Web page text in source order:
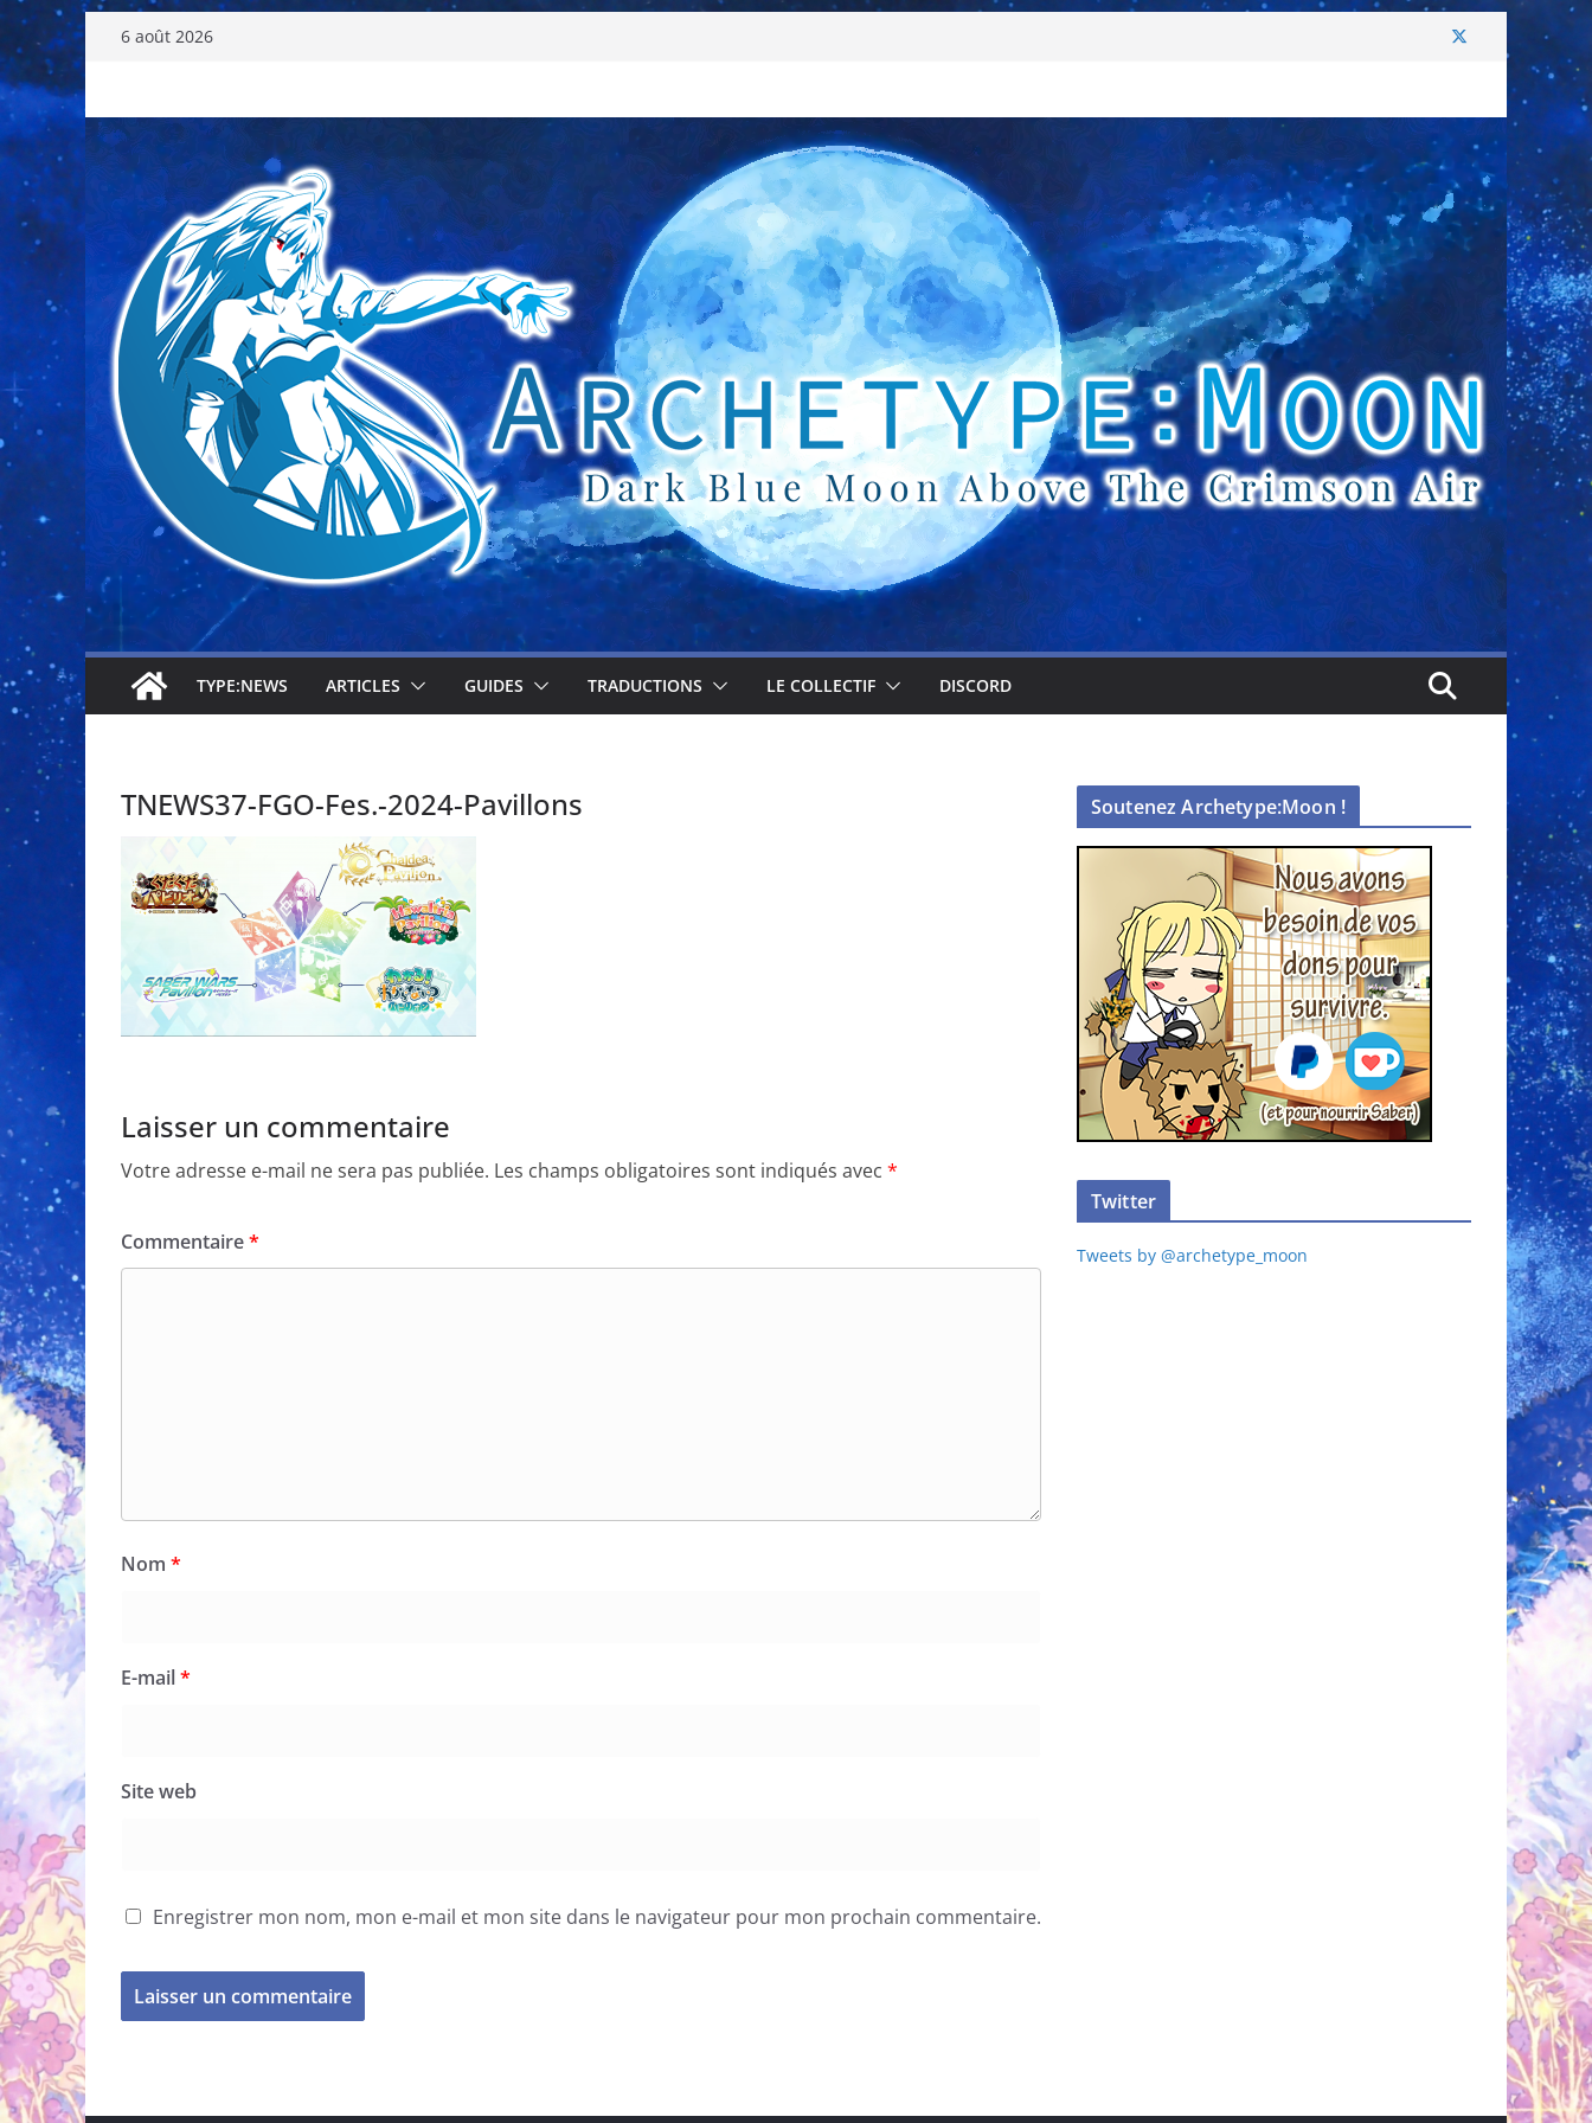
Passer
contenu
6 août 2026
TYPE:NEWS ARTICLES GUIDES TRADUCTIONS LE COLLECTIF DISCORD
TNEWS37-FGO-Fes.-2024-Pavillons
Laisser un commentaire
Votre adresse e-mail ne sera pas publiée. Les champs obligatoires sont indiqués avec *
Commentaire*
Nom *
E-mail*
Site web
Enregistrer mon nom, mon e-mail et mon site dans le navigateur pour mon prochain commentaire.
Soutenez Archetype:Moon !
Twitter
Tweets by @archetype_moon